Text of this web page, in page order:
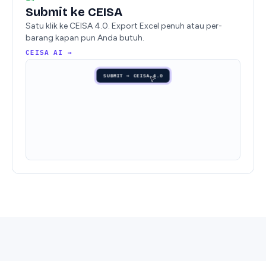
Submit ke CEISA
Satu klik ke CEISA 4.0. Export Excel penuh atau per-
barang kapan pun Anda butuh.
CEISA AI →
SUBMIT → CEISA 4.0